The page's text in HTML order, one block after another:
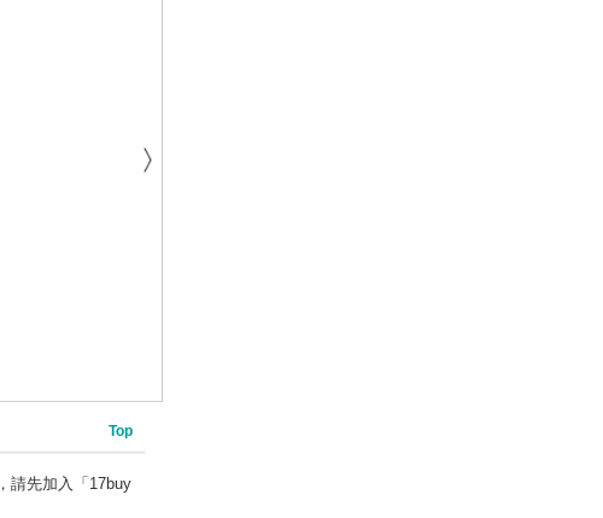
Top
，請先加入「17buy